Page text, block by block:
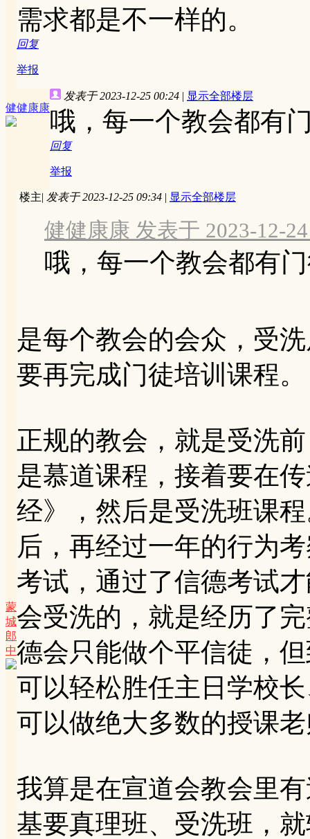
需求都是不一样的。
回复
举报
健健康康
发表于 2023-12-25 00:24 | 显示全部楼层
哦，每一个教会都有
回复
举报
蒙
城
郎
中
楼主| 发表于 2023-12-25 09:34 | 显示全部楼层
健健康康 发表于 2023-12-
哦，每一个教会都有
是每个教会的会众，受
要再完成门徒培训课程。
正规的教会，就是受洗
是慕道课程，接着要在
经》，然后是受洗班课
后，再经过一年的行为
考试，通过了信德考试
会受洗的，就是经历了
德会只能做个平信徒，
可以轻松胜任主日学校
可以做绝大多数的授课
我算是在宣道会教会里
基要真理班、受洗班，